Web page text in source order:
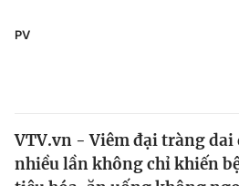
Thế giới
PV
VTV.vn - Viêm đại tràng
nhiều lần không chỉ khiến